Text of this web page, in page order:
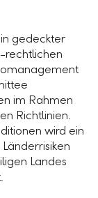
gedeckter
rechtlichen
im Rahmen
Richtlinien.
wird ein
Landes